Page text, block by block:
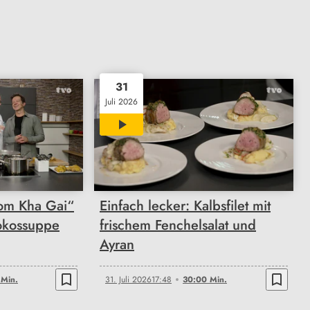
Kha Gai“
bookmark_border
31
Juli 2026
30:00
Einfach lecker: Kalbsfilet mit
frischem Fenchelsalat und
Ayran
31. Juli 202617:48 30:00 Min. bookmark_border